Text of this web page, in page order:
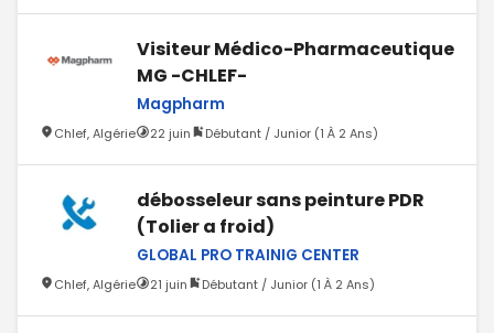
Visiteur Médico-Pharmaceutique
MG -CHLEF-
Magpharm
Chlef, Algérie 22 juin Débutant / Junior (1 À 2 Ans)
débosseleur sans peinture PDR
(Tolier a froid)
GLOBAL PRO TRAINIG CENTER
Chlef, Algérie 21 juin Débutant / Junior (1 À 2 Ans)